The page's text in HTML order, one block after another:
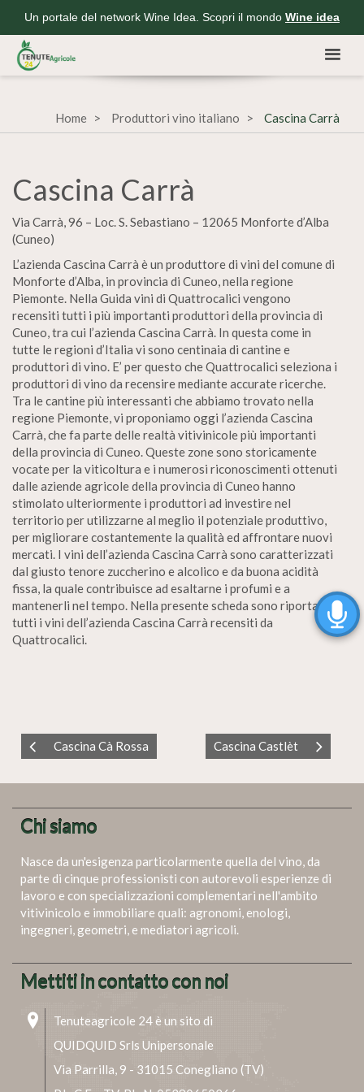
Un portale del network Wine Idea. Scopri il mondo Wine idea
Home Produttori vino italiano Cascina Carrà
Cascina Carrà
Via Carrà, 96 – Loc. S. Sebastiano – 12065 Monforte d’Alba
(Cuneo)
L’azienda Cascina Carrà è un produttore di vini del comune di
Monforte d’Alba, in provincia di Cuneo, nella regione
Piemonte. Nella Guida vini di Quattrocalici vengono
recensiti tutti i più importanti produttori della provincia di
Cuneo, tra cui l’azienda Cascina Carrà. In questa come in
tutte le regioni d’Italia vi sono centinaia di cantine e
produttori di vino. E’ per questo che Quattrocalici seleziona i
produttori di vino da recensire mediante accurate ricerche.
Tra le cantine più interessanti che abbiamo trovato nella
regione Piemonte, vi proponiamo oggi l’azienda Cascina
Carrà, che fa parte delle realtà vitivinicole più importanti
della provincia di Cuneo. Queste zone sono storicamente
vocate per la viticoltura e i numerosi riconoscimenti ottenuti
dalle aziende agricole della provincia di Cuneo hanno
stimolato ulteriormente i produttori ad investire nel
territorio per utilizzarne al meglio il potenziale produttivo,
per migliorare costantemente la qualità ed affrontare nuovi
mercati. I vini dell’azienda Cascina Carrà sono caratterizzati
dal giusto tenore zuccherino e alcolico e da buona acidità
fissa, la quale contribuisce ad esaltarne i profumi e a
mantenerli nel tempo. Nella presente scheda sono riportati
tutti i vini dell’azienda Cascina Carrà recensiti da
Quattrocalici.
Cascina Cà Rossa Cascina Castlèt
Chi siamo
Nasce da un'esigenza particolarmente quella del vino, da
parte di cinque professionisti con autorevoli esperienze di
lavoro e con specializzazioni complementari nell'ambito
vitivinicolo e immobiliare quali: agronomi, enologi,
ingegneri, geometri, e mediatori agricoli.
Mettiti in contatto con noi
Tenuteagricole 24 è un sito di
QUIDQUID Srls Unipersonale
Via Parrilla, 9 - 31015 Conegliano (TV)